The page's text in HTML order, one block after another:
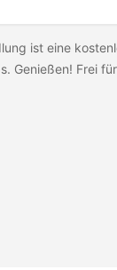
ist eine
Genießen! Frei